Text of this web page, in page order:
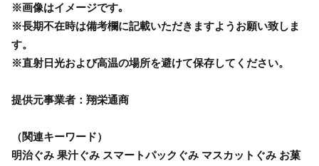
※画像はイメージです｡
※長期不在時は備考欄に記載いただきますようお願い致しま
す。
※直射日光および高温の場所を避けて保存してください。
提供元事業者：翔栄通商
（関連キーワード）
明治ぐみ 果汁ぐみ スマートパックぐみ マスカットぐみ お菓